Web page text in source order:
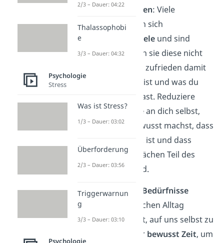
Realistisch bleiben: Viele
Menschen setzen sich
unrealistische Zieleund sind
enttäuscht, wenn sie diese nicht
erreichen. Lerne, zufrieden damit
zu sein, wer du bist und was du
schon erreicht hast. Reduziere
deineAnsprüchean dich selbst,
indem du dir bewusst machst, dass
ist und dass
Fehler und Schwächen Teil des
Menschseins sind.
Auf die eigenen Bedürfnisse
hören
: Im hektischen Alltag
vergessen wir oft, auf uns selbst zu
achten. Nimm dirbewusst Zeit, um
2/3 – Dauer: 04:22
Thalassophobi
e
3/3 – Dauer: 04:32
Psychologie
Stress
Was ist Stress?
1/3 – Dauer: 03:02
Überforderung
2/3 – Dauer: 03:56
Triggerwarnun
g
3/3 – Dauer: 03:10
Psychologie